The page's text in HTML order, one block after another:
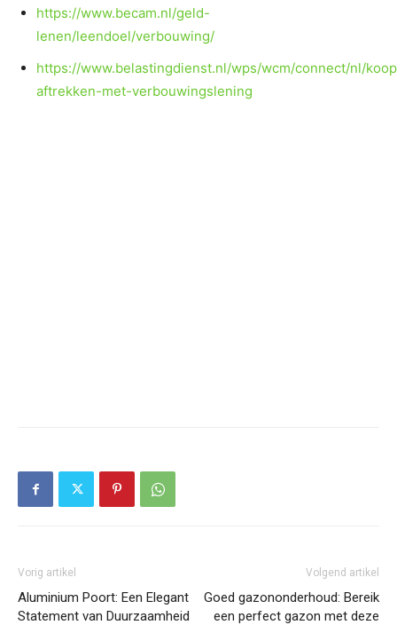
https://www.becam.nl/geld-
lenen/leendoel/verbouwing/
https://www.belastingdienst.nl/wps/wcm/connect/nl/
aftrekken-met-verbouwingslening
Vorig artikel
Aluminium Poort: Een Elegant
Statement van Duurzaamheid
Volgend artikel
Goed gazononderhoud: Bereik
een perfect gazon met deze